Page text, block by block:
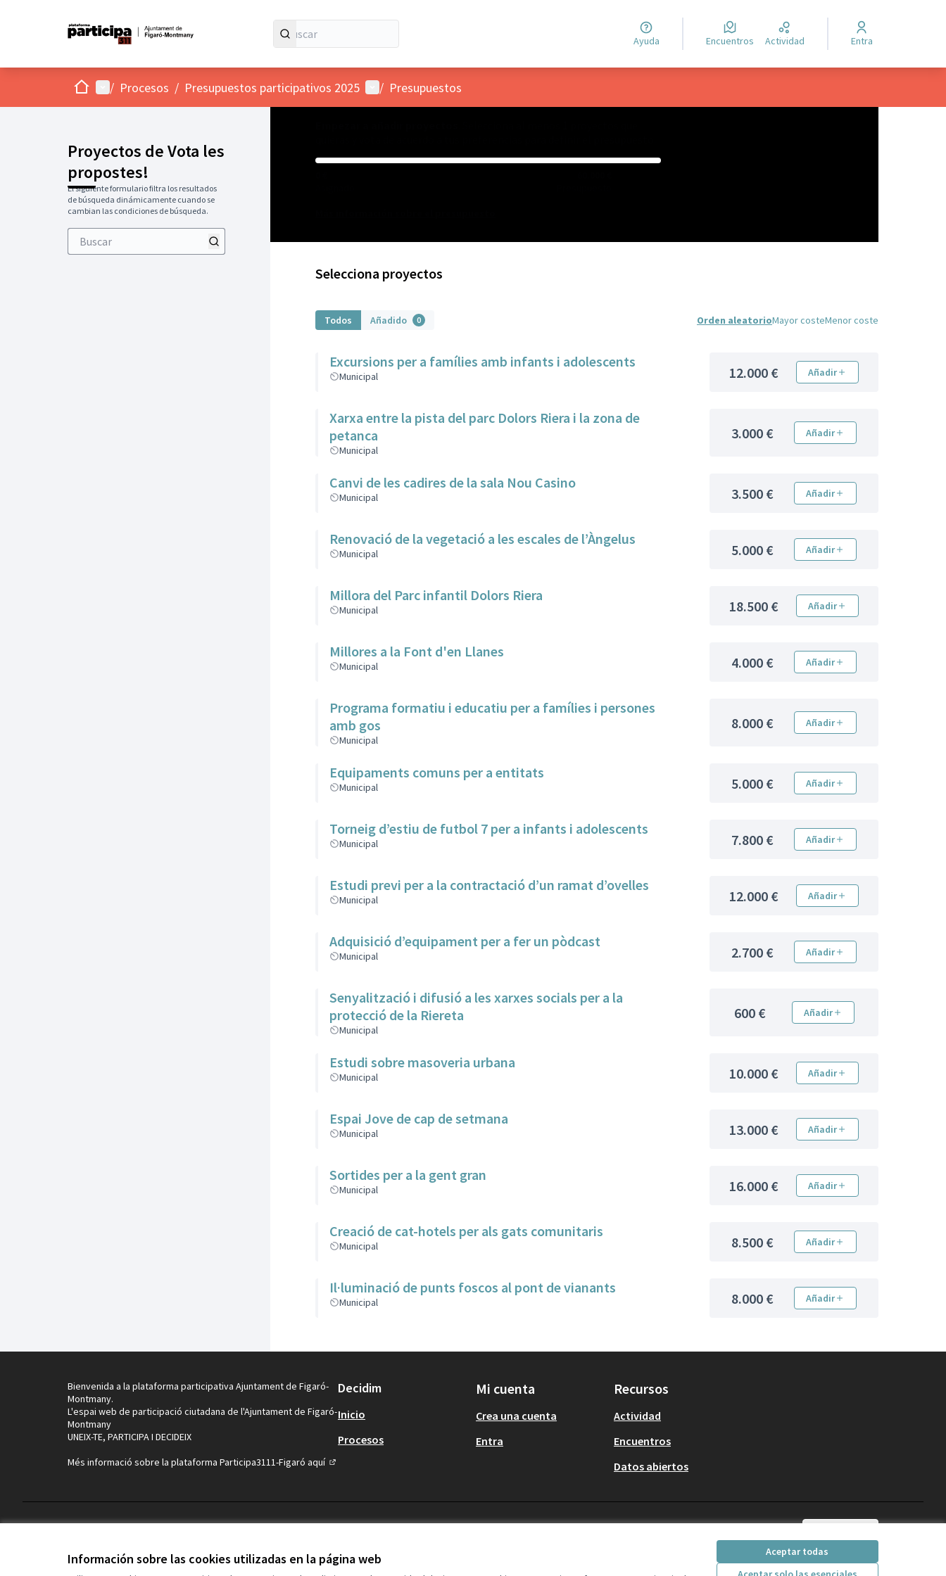
Información sobre las cookies utilizadas en la página web
Aceptar todas
Ayuda Encuentros Actividad Entra
InicioMenú principal
/ Procesos / Presupuestos participativos 2025 Menú de usuario
/ Presupuestos
Proyectos de Vota les
propostes!
El siguiente formulario filtra los resultados
de búsqueda dinámicamente cuando se
cambian las condiciones de búsqueda.
Selecciona proyectos
Todos Añadido 0 Orden aleatorioMayor costeMenor coste
Excursions per a famílies amb infants i adolescents
Municipal 12.000 € Añadir
Xarxa entre la pista del parc Dolors Riera i la zona de
petanca
Municipal
3.000 € Añadir
Canvi de les cadires de la sala Nou Casino
Municipal 3.500 € Añadir
Renovació de la vegetació a les escales de l’Àngelus
Municipal 5.000 € Añadir
Millora del Parc infantil Dolors Riera
Municipal 18.500 € Añadir
Millores a la Font d'en Llanes
Municipal 4.000 € Añadir
Programa formatiu i educatiu per a famílies i persones
amb gos
Municipal
8.000 € Añadir
Equipaments comuns per a entitats
Municipal 5.000 € Añadir
Torneig d’estiu de futbol 7 per a infants i adolescents
Municipal 7.800 € Añadir
Estudi previ per a la contractació d’un ramat d’ovelles
Municipal 12.000 € Añadir
Adquisició d’equipament per a fer un pòdcast
Municipal 2.700 € Añadir
Senyalització i difusió a les xarxes socials per a la
protecció de la Riereta
Municipal
600 € Añadir
Estudi sobre masoveria urbana
Municipal 10.000 € Añadir
Espai Jove de cap de setmana
Municipal 13.000 € Añadir
Sortides per a la gent gran
Municipal 16.000 € Añadir
Creació de cat-hotels per als gats comunitaris
Municipal 8.500 € Añadir
Il·luminació de punts foscos al pont de vianants
Municipal 8.000 € Añadir
Bienvenida a la plataforma participativa Ajuntament de Figaró-
Montmany.
L'espai web de participació ciutadana de l'Ajuntament de Figaró-
Montmany
UNEIX-TE, PARTICIPA I DECIDEIX
Més informació sobre la plataforma Participa3111-Figaró aquí
Decidim
Inicio
Procesos
Mi cuenta
Crea una cuenta
Entra
Recursos
Actividad
Encuentros
Datos abiertos